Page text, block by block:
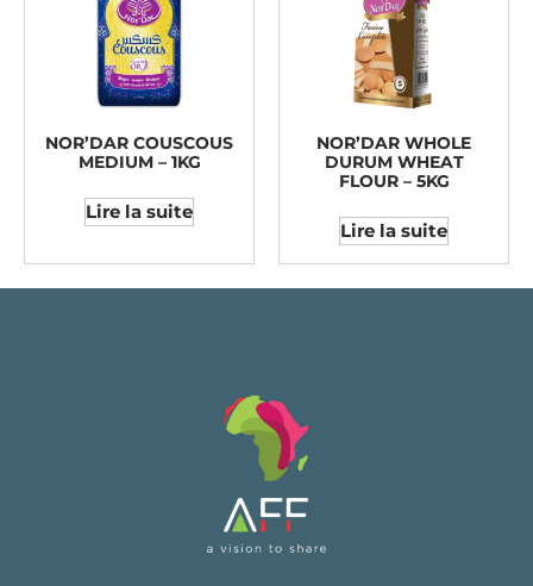
NOR’DAR COUSCOUS
MEDIUM – 1KG
Lire la suite
NOR’DAR WHOLE
DURUM WHEAT
FLOUR – 5KG
Lire la suite